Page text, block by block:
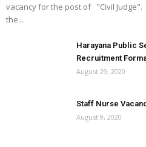
vacancy for the post of "Civil
the...
Harayana Public
Recruitment
August 29, 2020
Staff Nurse
August 9, 2020